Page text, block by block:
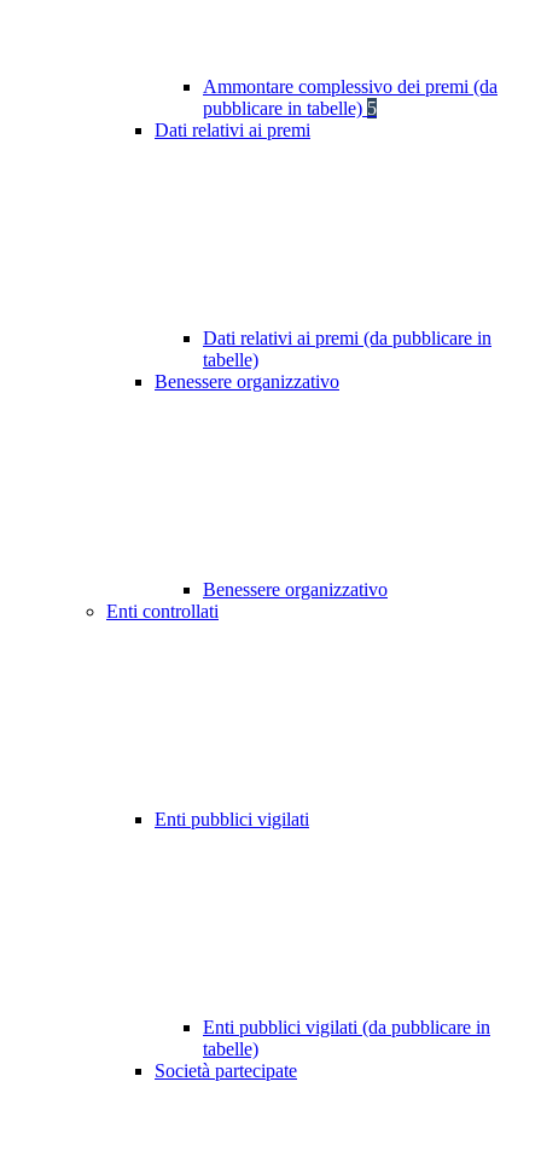
Ammontare complessivo dei premi (da
pubblicare in tabelle) 5
Dati relativi ai premi
Dati relativi ai premi (da pubblicare in
tabelle)
Benessere organizzativo
Benessere organizzativo
Enti controllati
Enti pubblici vigilati
Enti pubblici vigilati (da pubblicare in
tabelle)
Società partecipate